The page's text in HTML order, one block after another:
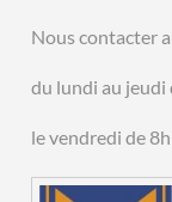
Nous contacter
du lundi au jeudi
le vendredi de